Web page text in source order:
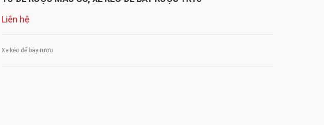
Liên hệ
Xe kéo để bày rượu